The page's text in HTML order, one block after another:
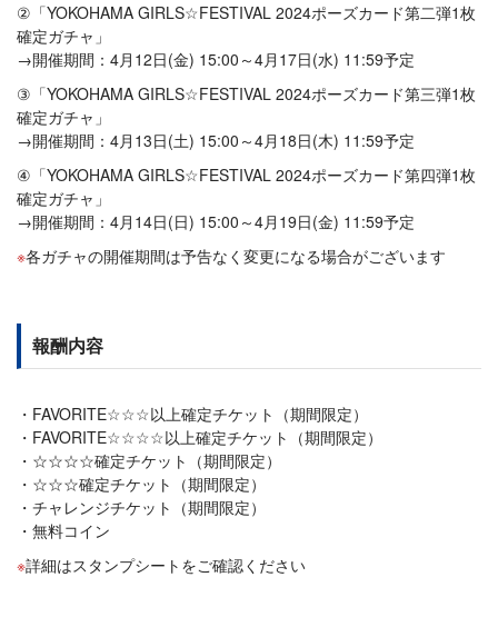
②「YOKOHAMA GIRLS☆FESTIVAL 2024ポーズカード第二弾1枚
確定ガチャ」
→開催期間：4月12日(金) 15:00～4月17日(水) 11:59予定
③「YOKOHAMA GIRLS☆FESTIVAL 2024ポーズカード第三弾1枚
確定ガチャ」
→開催期間：4月13日(土) 15:00～4月18日(木) 11:59予定
④「YOKOHAMA GIRLS☆FESTIVAL 2024ポーズカード第四弾1枚
確定ガチャ」
→開催期間：4月14日(日) 15:00～4月19日(金) 11:59予定
各ガチャの開催期間は予告なく変更になる場合がございます
報酬内容
FAVORITE☆☆☆以上確定チケット（期間限定）
FAVORITE☆☆☆☆以上確定チケット（期間限定）
☆☆☆☆確定チケット（期間限定）
☆☆☆確定チケット（期間限定）
チャレンジチケット（期間限定）
無料コイン
詳細はスタンプシートをご確認ください